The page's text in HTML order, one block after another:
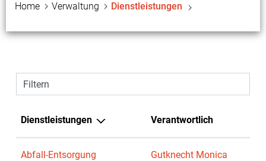
Home Verwaltung Dienstleistungen
Filtern
Dienstleistungen Verantwortlich
Abfall-Entsorgung Gutknecht Monica